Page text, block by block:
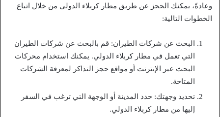
وعادةً، يمكنك الحجز عن طريق مطار كربلاء الدولي من خلال اتباع
الخطوات التالية:
البحث عن شركات الطيران: قم بالبحث عن شركات الطيران
التي تعمل في مطار كربلاء الدولي. يمكنك استخدام محركات
البحث عبر الإنترنت أو مواقع حجز التذاكر لمعرفة الشركات
المتاحة.
تحديد وجهتك: حدد المدينة أو الوجهة التي ترغب في السفر
إليها من مطار كربلاء الدولي.